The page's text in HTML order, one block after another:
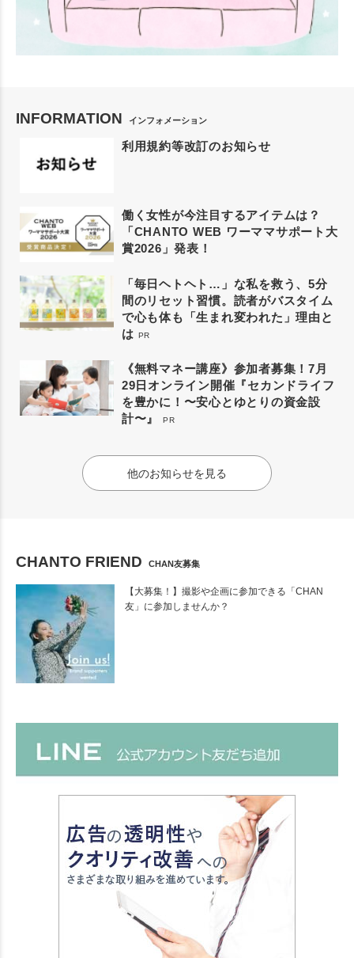
INFORMATION インフォメーション
利用規約等改訂のお知らせ
働く女性が今注目するアイテムは？
「CHANTO WEB ワーママサポート大
賞2026」発表！
「毎日ヘトヘト…」な私を救う、5分
間のリセット習慣。読者がバスタイム
で心も体も「生まれ変われた」理由と
は PR
《無料マネー講座》参加者募集！7月
29日オンライン開催『セカンドライフ
を豊かに！〜安心とゆとりの資金設
計〜』
PR
他のお知らせを見る
CHANTO FRIEND CHAN友募集
【大募集！】撮影や企画に参加できる「CHAN
友」に参加しませんか？